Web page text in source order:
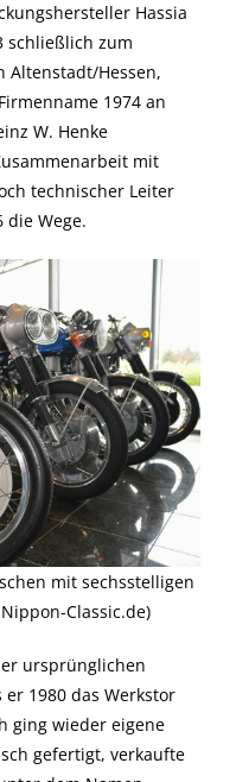
Hassia
schließlich zum
Altenstadt/Hessen,
1974 an
W. Henke
mit
technischer Leiter
die Wege.
mit sechsstelligen
Classic.de)
ursprünglichen
1980 das Werkstor
ging wieder eigene
gefertigt, verkaufte